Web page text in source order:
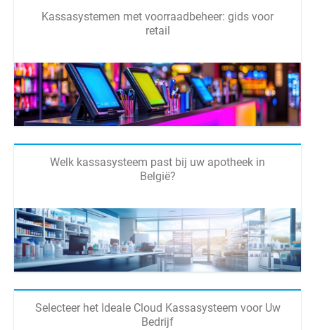
Kassasystemen met voorraadbeheer: gids voor
retail
Welk kassasysteem past bij uw apotheek in
België?
Selecteer het Ideale Cloud Kassasysteem voor Uw
Bedrijf